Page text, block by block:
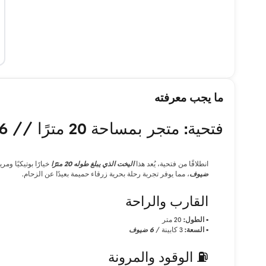
ما يجب معرفته
فتحية: متجر بمساحة 20 مترًا // 6 ضيوف
انطلاقًا من فتحية، يُعد هذااليخت الذي يبلغ طوله 20 مترًا
خيارًا بوتيكيًا ومريحًا
ضيوف، مما يوفر تجربة رحلة بحرية زرقاء حميمة بعيدًا عن الزحام.
القارب والراحة
▪ الطول:
▪ السعة: 6 ضيوف
⛽ الوقود والمرونة